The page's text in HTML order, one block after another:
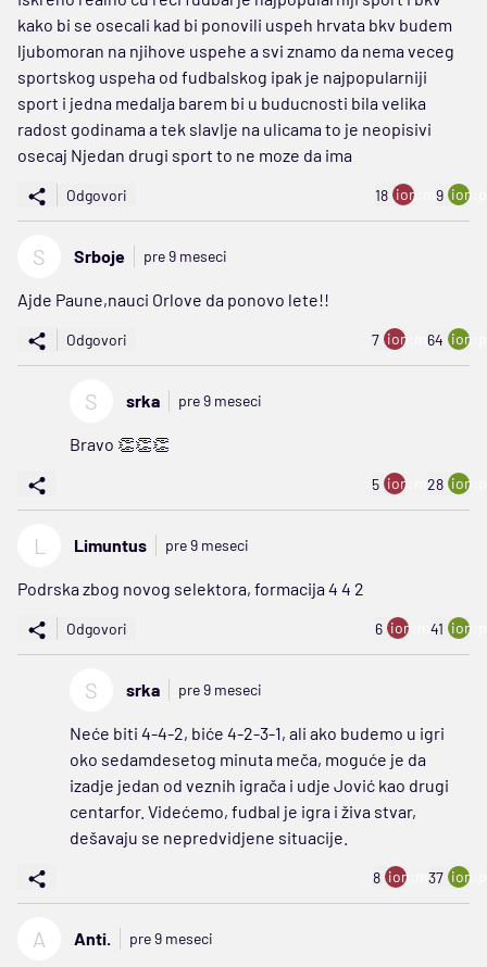
kako bi se osecali kad bi ponovili uspeh hrvata bkv budem
ljubomoran na njihove uspehe a svi znamo da nema veceg
sportskog uspeha od fudbalskog ipak je najpopularniji
sport i jedna medalja barem bi u buducnosti bila velika
radost godinama a tek slavlje na ulicama to je neopisivi
osecaj Njedan drugi sport to ne moze da ima
Odgovori 18 ion:minus
9
S Srboje pre 9 meseci
Ajde Paune,nauci Orlove da ponovo lete!!
Odgovori 7 ion:minus
64
S srka pre 9 meseci
Bravo 👏👏👏
5 ion:minus
28
L Limuntus pre 9 meseci
Podrska zbog novog selektora, formacija 4 4 2
Odgovori 6 ion:minus
41
S srka pre 9 meseci
Neće biti 4-4-2, biće 4-2-3-1, ali ako budemo u igri
oko sedamdesetog minuta meča, moguće je da
izadje jedan od veznih igrača i udje Jović kao drugi
centarfor. Videćemo, fudbal je igra i živa stvar,
dešavaju se nepredvidjene situacije.
8 ion:minus
37
A Anti. pre 9 meseci